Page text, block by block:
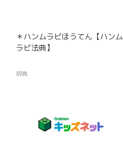
＊ハンムラビほうてん【ハンム
ラビ法典】
辞典